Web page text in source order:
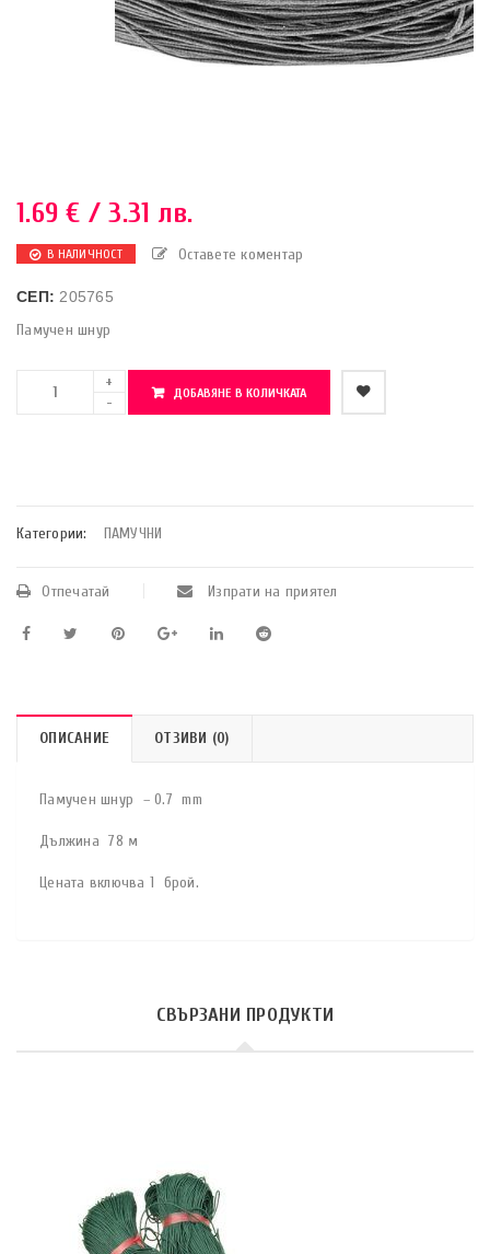
1.69€ / 3.31 лв.
В НАЛИЧНОСТ Оставете коментар
СЕП: 205765
Памучен шнур
ДОБАВЯНЕ В КОЛИЧКАТА
Категории: ПАМУЧНИ
Отпечатай Изпрати на приятел
ОПИСАНИЕ ОТЗИВИ (0)
Памучен шнур – 0.7 mm
Дължина 78 м
Цената включва 1 брой.
СВЪРЗАНИ ПРОДУКТИ